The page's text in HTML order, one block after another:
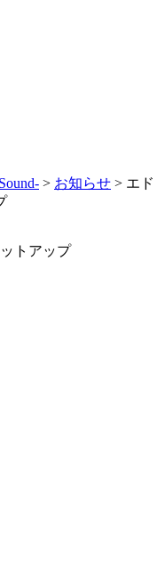
> お知らせ > エド
トアップ